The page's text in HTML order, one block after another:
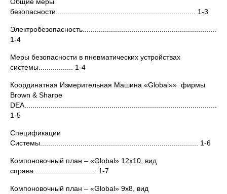
безопасности..................................................................... 1-3
1-4
Меры безопасности в пневматических устройствах
системы................. 1-4
Координатная Измерительная Машина «Global»» фирмы
Brown & Sharpe
1-5
Спецификации
Системы.............................................................................. 1-6
Компоновочный план – «Global» 12х10, вид
справа............................... 1-7
Компоновочный план – «Global» 9х8, вид